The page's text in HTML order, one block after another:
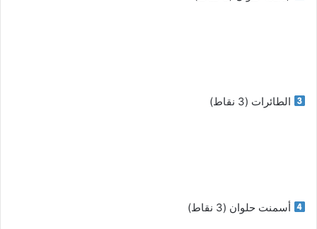
الطائرات (3 نقاط)
أسمنت حلوان (3 نقاط)